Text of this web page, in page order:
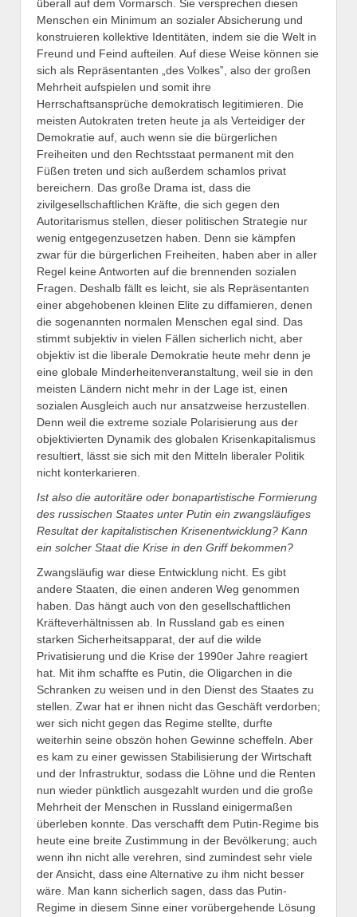
überall auf dem Vormarsch. Sie versprechen diesen
Menschen ein Minimum an sozialer Absicherung und
konstruieren kollektive Identitäten, indem sie die Welt in
Freund und Feind aufteilen. Auf diese Weise können sie
sich als Repräsentanten „des Volkes‟, also der großen
Mehrheit aufspielen und somit ihre
Herrschaftsansprüche demokratisch legitimieren. Die
meisten Autokraten treten heute ja als Verteidiger der
Demokratie auf, auch wenn sie die bürgerlichen
Freiheiten und den Rechtsstaat permanent mit den
Füßen treten und sich außerdem schamlos privat
bereichern. Das große Drama ist, dass die
zivilgesellschaftlichen Kräfte, die sich gegen den
Autoritarismus stellen, dieser politischen Strategie nur
wenig entgegenzusetzen haben. Denn sie kämpfen
zwar für die bürgerlichen Freiheiten, haben aber in aller
Regel keine Antworten auf die brennenden sozialen
Fragen. Deshalb fällt es leicht, sie als Repräsentanten
einer abgehobenen kleinen Elite zu diffamieren, denen
die sogenannten normalen Menschen egal sind. Das
stimmt subjektiv in vielen Fällen sicherlich nicht, aber
objektiv ist die liberale Demokratie heute mehr denn je
eine globale Minderheitenveranstaltung, weil sie in den
meisten Ländern nicht mehr in der Lage ist, einen
sozialen Ausgleich auch nur ansatzweise herzustellen.
Denn weil die extreme soziale Polarisierung aus der
objektivierten Dynamik des globalen Krisenkapitalismus
resultiert, lässt sie sich mit den Mitteln liberaler Politik
nicht konterkarieren.
Ist also die autoritäre oder bonapartistische Formierung
des russischen Staates unter Putin ein zwangsläufiges
Resultat der kapitalistischen Krisenentwicklung? Kann
ein solcher Staat die Krise in den Griff bekommen?
Zwangsläufig war diese Entwicklung nicht. Es gibt
andere Staaten, die einen anderen Weg genommen
haben. Das hängt auch von den gesellschaftlichen
Kräfteverhältnissen ab. In Russland gab es einen
starken Sicherheitsapparat, der auf die wilde
Privatisierung und die Krise der 1990er Jahre reagiert
hat. Mit ihm schaffte es Putin, die Oligarchen in die
Schranken zu weisen und in den Dienst des Staates zu
stellen. Zwar hat er ihnen nicht das Geschäft verdorben;
wer sich nicht gegen das Regime stellte, durfte
weiterhin seine obszön hohen Gewinne scheffeln. Aber
es kam zu einer gewissen Stabilisierung der Wirtschaft
und der Infrastruktur, sodass die Löhne und die Renten
nun wieder pünktlich ausgezahlt wurden und die große
Mehrheit der Menschen in Russland einigermaßen
überleben konnte. Das verschafft dem Putin-Regime bis
heute eine breite Zustimmung in der Bevölkerung; auch
wenn ihn nicht alle verehren, sind zumindest sehr viele
der Ansicht, dass eine Alternative zu ihm nicht besser
wäre. Man kann sicherlich sagen, dass das Putin-
Regime in diesem Sinne einer vorübergehende Lösung